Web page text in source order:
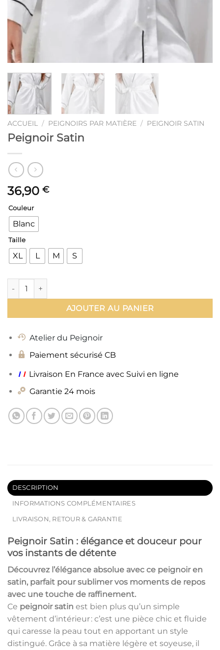
ACCUEIL / PEIGNOIRS PAR MATIÈRE / PEIGNOIR SATIN
Peignoir Satin
36,90 €
Couleur
Blanc
Taille
XL L M S
quantité de Peignoir Satin
AJOUTER AU PANIER
Atelier du Peignoir
Paiement sécurisé CB
ı ı Livraison En France avec Suivi en ligne
Garantie 24 mois
DESCRIPTION
INFORMATIONS COMPLÉMENTAIRES
LIVRAISON, RETOUR & GARANTIE
Peignoir Satin : élégance et douceur pour
vos instants de détente
Découvrez l’élégance absolue avec ce peignoir en
satin, parfait pour sublimer vos moments de repos
avec une touche de raffinement.
Ce peignoir satin est bien plus qu’un simple
vêtement d’intérieur : c’est une pièce chic et fluide
qui caresse la peau tout en apportant un style
distingué. Grâce à sa matière légère et soyeuse, il